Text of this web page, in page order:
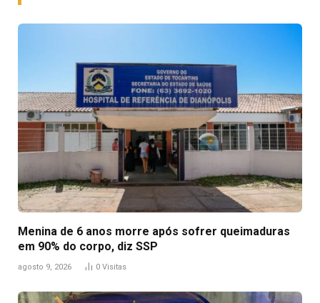
Menina de 6 anos morre após sofrer queimaduras
em 90% do corpo, diz SSP
agosto 9, 2026 0 Visitas